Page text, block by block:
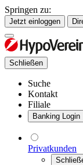
Springen zu:
Jetzt einloggen
Schließen
Suche
Kontakt
Filiale
Banking Login
Privatkunden